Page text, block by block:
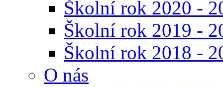
Školní rok 2020 -
Školní rok 2019 -
Školní rok 2018 -
O nás